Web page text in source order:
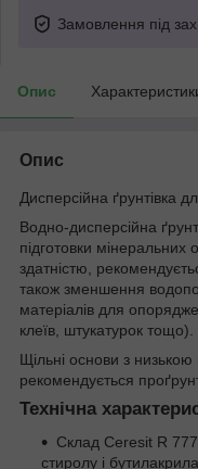
Замовлення під
Опис
Опис
Дисперсійна ґрунтівка
Водно-дисперсійна
підготовки
здатністю,
також зменшення
матеріалів для
клеїв, штукатурок тощо).
Щільні основи з
рекомендується
Технічна
Склад Ceresit R
стиролу і